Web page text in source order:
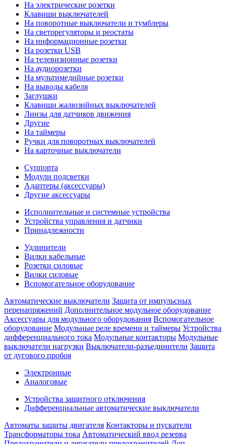
На электрические розетки
Клавиши выключателей
На поворотные выключатели и тумблеры
На светорегуляторы и реостаты
На информационные розетки
На розетки USB
На телевизионные розетки
На аудиорозетки
На мультимедийные розетки
На выводы кабеля
Заглушки
Клавиши жалюзийных выключателей
Линзы для датчиков движения
Другие
На таймеры
Ручки для поворотных выключателей
На карточные выключатели
Суппорта
Модули подсветки
Адаптеры (аксессуары)
Другие аксессуары
Исполнительные и системные устройства
Устройства управления и датчики
Принадлежности
Удлинители
Вилки кабельные
Розетки силовые
Вилки силовые
Вспомогательное оборудование
Автоматические выключатели Защита от импульсных
перенапряжений Дополнительное модульное оборудование
Аксессуары для модульного оборудования Вспомогательное
оборудование Модульные реле времени и таймеры Устройства
дифференциального тока Модульные контакторы Модульные
выключатели нагрузки Выключатели-разъединители Защита
от дугового пробоя
Электронные
Аналоговые
Устройства защитного отключения
Дифференциальные автоматические выключатели
Автоматы защиты двигателя Контакторы и пускатели
Трансформаторы тока Автоматический ввод резерва